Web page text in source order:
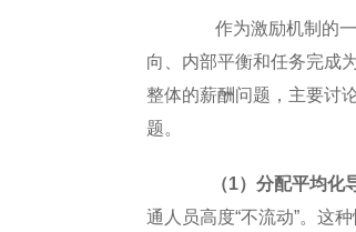
作为激励机制的一
向、内部平衡和任务完成
整体的薪酬问题，主要讨
题。
（1）分配平均化
通人员高度“不流动”。这